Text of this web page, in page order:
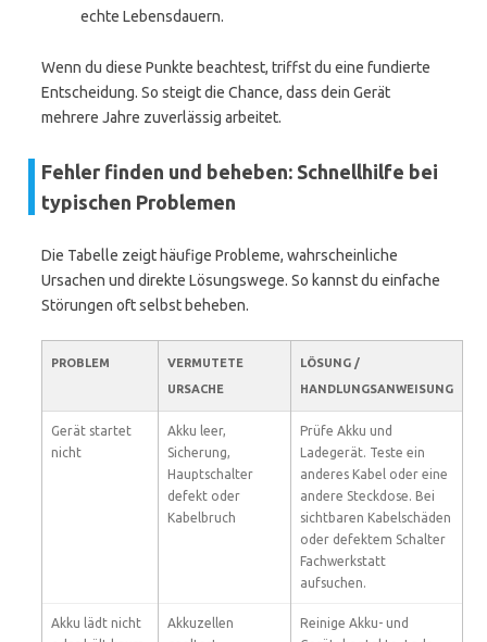
echte Lebensdauern.
Wenn du diese Punkte beachtest, triffst du eine fundierte
Entscheidung. So steigt die Chance, dass dein Gerät
mehrere Jahre zuverlässig arbeitet.
Fehler finden und beheben: Schnellhilfe bei
typischen Problemen
Die Tabelle zeigt häufige Probleme, wahrscheinliche
Ursachen und direkte Lösungswege. So kannst du einfache
Störungen oft selbst beheben.
PROBLEM
VERMUTETE
URSACHE
LÖSUNG /
HANDLUNGSANWEISUNG
Gerät startet
nicht
Akku leer,
Sicherung,
Hauptschalter
defekt oder
Kabelbruch
Prüfe Akku und
Ladegerät. Teste ein
anderes Kabel oder eine
andere Steckdose. Bei
sichtbaren Kabelschäden
oder defektem Schalter
Fachwerkstatt
aufsuchen.
Akku lädt nicht
Akkuzellen
Reinige Akku- und